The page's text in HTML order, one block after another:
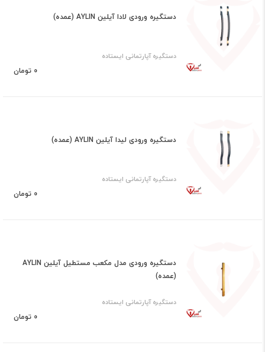
دستگیره ورودی لادا آیلین AYLIN (عمده)
دستگیره آپارتمانی ایستاده
0 تومان
دستگیره ورودی لیدا آیلین AYLIN (عمده)
دستگیره آپارتمانی ایستاده
0 تومان
دستگیره ورودی مدل مکعب مستطیل آیلین AYLIN
(عمده)
دستگیره آپارتمانی ایستاده
0 تومان